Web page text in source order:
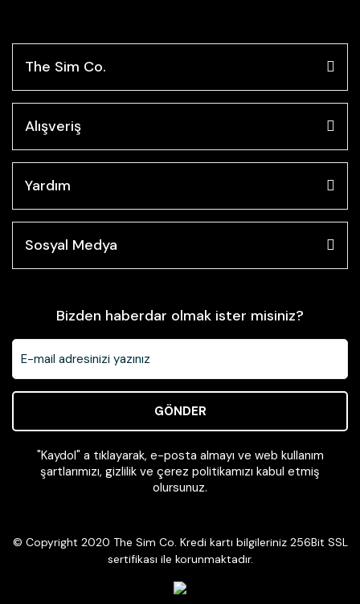
The Sim Co.
Alışveriş
Yardım
Sosyal Medya
Bizden haberdar olmak ister misiniz?
GÖNDER
"Kaydol" a tıklayarak, e-posta almayı ve web kullanım
şartlarımızı, gizlilik ve çerez politikamızı kabul etmiş
olursunuz.
© Copyright 2020 The Sim Co. Kredi kartı bilgileriniz 256Bit SSL
sertifikası ile korunmaktadır.